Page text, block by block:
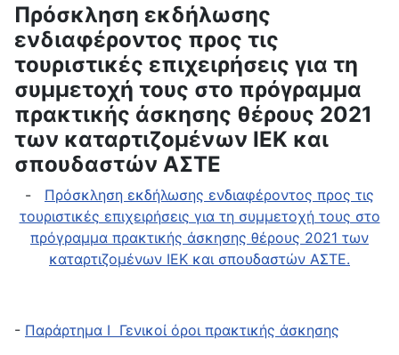
Πρόσκληση εκδήλωσης
ενδιαφέροντος προς τις
τουριστικές επιχειρήσεις για τη
συμμετοχή τους στο πρόγραμμα
πρακτικής άσκησης θέρους 2021
των καταρτιζομένων ΙΕΚ και
σπουδαστών ΑΣΤΕ
- Πρόσκληση εκδήλωσης ενδιαφέροντος προς τις
τουριστικές επιχειρήσεις για τη συμμετοχή τους στο
πρόγραμμα πρακτικής άσκησης θέρους 2021 των
καταρτιζομένων ΙΕΚ και σπουδαστών ΑΣΤΕ.
- Παράρτημα I Γενικοί όροι πρακτικής άσκησης